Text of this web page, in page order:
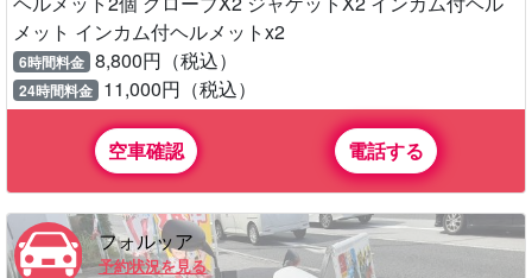
メット インカム付ヘルメットx2
6時間料金 8,800円（税込）
24時間料金 11,000円（税込）
空車確認 電話する
フォルッア
予約状況を見る